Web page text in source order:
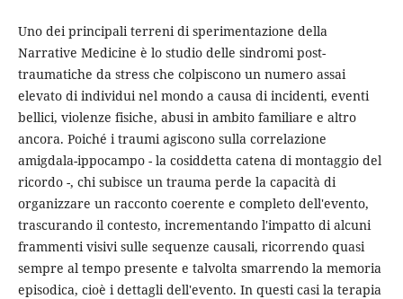
Uno dei principali terreni di sperimentazione della
Narrative Medicine è lo studio delle sindromi post-
traumatiche da stress che colpiscono un numero assai
elevato di individui nel mondo a causa di incidenti, eventi
bellici, violenze fisiche, abusi in ambito familiare e altro
ancora. Poiché i traumi agiscono sulla correlazione
amigdala-ippocampo - la cosiddetta catena di montaggio del
ricordo -, chi subisce un trauma perde la capacità di
organizzare un racconto coerente e completo dell'evento,
trascurando il contesto, incrementando l'impatto di alcuni
frammenti visivi sulle sequenze causali, ricorrendo quasi
sempre al tempo presente e talvolta smarrendo la memoria
episodica, cioè i dettagli dell'evento. In questi casi la terapia